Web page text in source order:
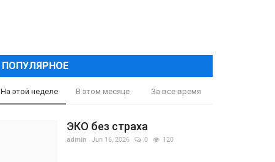
ПОПУЛЯРНОЕ
На этой неделе В этом месяце За все время
ЭКО без страха
admin Jun 16, 2026 0 120